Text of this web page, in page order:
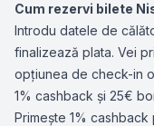
Cum rezervi bilete
Introdu datele de
finalizează plata. Vei
opțiunea de check-in
1% cashback și 25€
Primește 1%